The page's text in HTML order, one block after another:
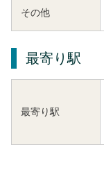
その他
最寄り駅
最寄り駅